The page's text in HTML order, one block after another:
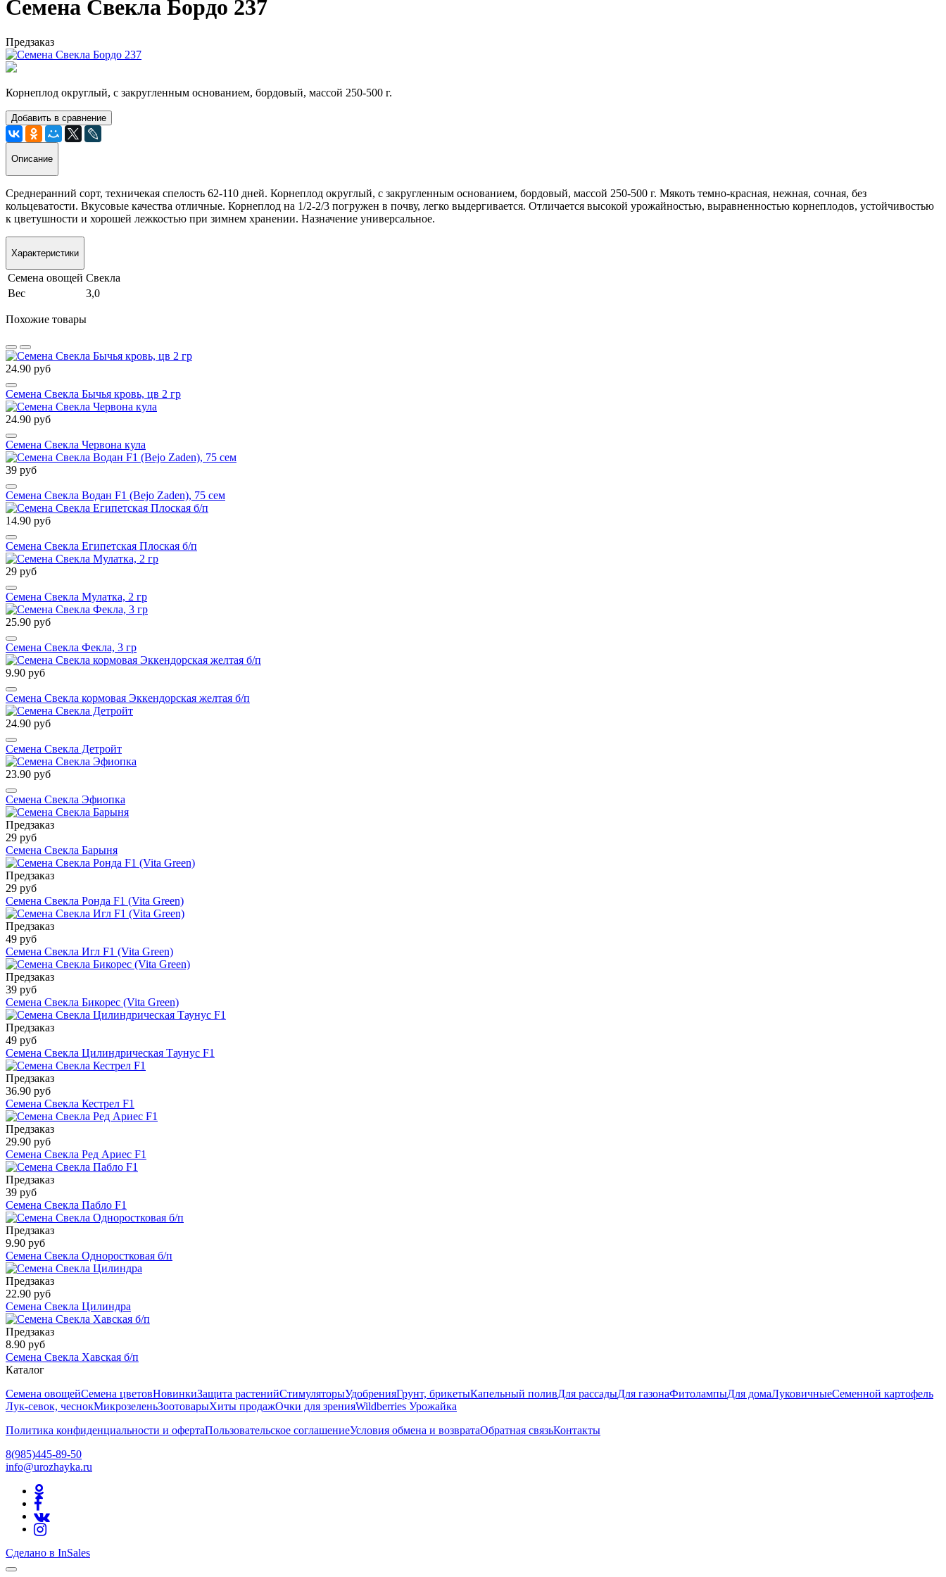
Семена Свекла Бордо 237
Предзаказ
Корнеплод округлый, с закругленным основанием, бордовый, массой 250-500 г.
Добавить в сравнение
Описание
Среднеранний сорт, техничекая спелость 62-110 дней. Корнеплод округлый, с закругленным основанием, бордовый, массой 250-500 г. Мякоть темно-красная, нежная, сочная, без
кольцеватости. Вкусовые качества отличные. Корнеплод на 1/2-2/3 погружен в почву, легко выдергивается. Отличается высокой урожайностью, выравненностью корнеплодов, устойчивостью
к цветушности и хорошей лежкостью при зимнем хранении. Назначение универсальное.
Характеристики
Семена овощей Свекла
Вес
3,0
Похожие товары
24.90 руб
Семена Свекла Бычья кровь, цв 2 гр
24.90 руб
Семена Свекла Червона кула
39 руб
Семена Свекла Водан F1 (Bejo Zaden), 75 сем
14.90 руб
Семена Свекла Египетская Плоская б/п
29 руб
Семена Свекла Мулатка, 2 гр
25.90 руб
Семена Свекла Фекла, 3 гр
9.90 руб
Семена Свекла кормовая Эккендорская желтая б/п
24.90 руб
Семена Свекла Детройт
23.90 руб
Семена Свекла Эфиопка
Предзаказ
29 руб
Семена Свекла Барыня
Предзаказ
29 руб
Семена Свекла Ронда F1 (Vita Green)
Предзаказ
49 руб
Семена Свекла Игл F1 (Vita Green)
Предзаказ
39 руб
Семена Свекла Бикорес (Vita Green)
Предзаказ
49 руб
Семена Свекла Цилиндрическая Таунус F1
Предзаказ
36.90 руб
Семена Свекла Кестрел F1
Предзаказ
29.90 руб
Семена Свекла Ред Ариес F1
Предзаказ
39 руб
Семена Свекла Пабло F1
Предзаказ
9.90 руб
Семена Свекла Одноростковая б/п
Предзаказ
22.90 руб
Семена Свекла Цилиндра
Предзаказ
8.90 руб
Семена Свекла Хавская б/п
Каталог
Семена овощейСемена цветовНовинкиЗащита растенийСтимуляторыУдобренияГрунт, брикетыКапельный поливДля рассадыДля газонаФитолампыДля домаЛуковичныеСеменной картофель
Лук-севок, чеснокМикрозеленьЗоотоварыХиты продажОчки для зренияWildberries Урожайка
Политика конфиденциальности и офертаПользовательское соглашениеУсловия обмена и возвратаОбратная связьКонтакты
8(985)445-89-50
info@urozhayka.ru
Сделано в InSales